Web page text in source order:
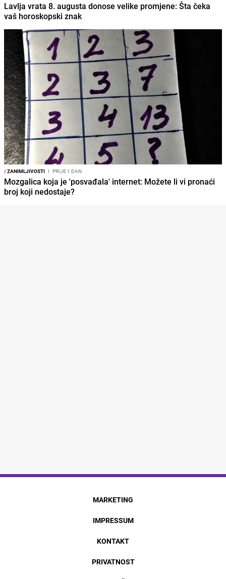
Lavlja vrata 8. augusta donose velike promjene: Šta čeka
vaš horoskopski znak
/ZANIMLJIVOSTI I PRIJE 1 DAN
Mozgalica koja je 'posvađala' internet: Možete li vi pronaći
broj koji nedostaje?
MARKETING
IMPRESSUM
KONTAKT
PRIVATNOST